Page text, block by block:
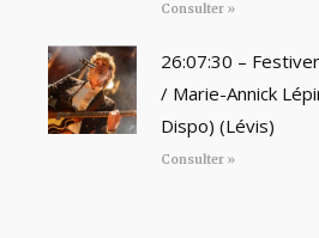
Consulter »
26:07:30 –
/ Marie-Annick
Dispo) (Lévis)
Consulter »